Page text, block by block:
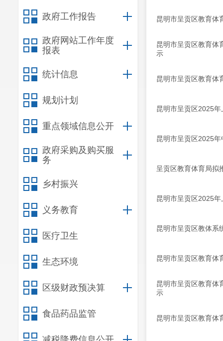
政府工作报告
政府网站工作年度
报表
统计信息
规划计划
重点领域信息公开
政府采购及购买服
务
乡村振兴
义务教育
医疗卫生
生态环境
区级财政预决算
食品药品监管
昆明市呈贡区教育体
昆明市呈贡区教育体
示
昆明市呈贡区教育体
昆明市呈贡区2025
昆明市呈贡区2025
呈贡区教育体育局拟
昆明市呈贡区2025
昆明市呈贡区教体系
昆明市呈贡区教育体
昆明市呈贡区教育体
示
昆明市呈贡区教育体